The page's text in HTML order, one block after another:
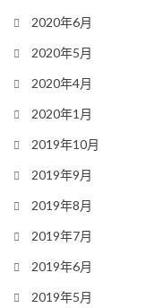
2020年6月
2020年5月
2020年4月
2020年1月
2019年10月
2019年9月
2019年8月
2019年7月
2019年6月
2019年5月